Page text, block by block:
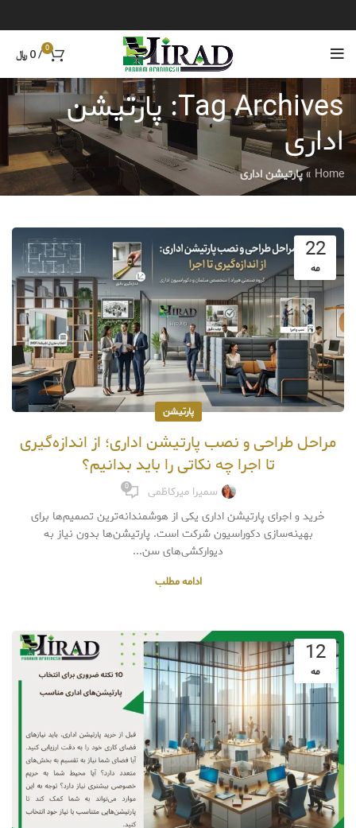
0
/
0 ﷼
Tag Archives: پارتیشن
اداری
Home
»پارتیشن اداری
22
مه
پارتیشن
مراحل طراحی و نصب پارتیشن اداری؛ از اندازه‌گیری
تا اجرا چه نکاتی را باید بدانیم؟
سمیرا میرکاظمی 0
خرید و اجرای پارتیشن اداری یکی از هوشمندانه‌ترین تصمیم‌ها برای
بهینه‌سازی دکوراسیون شرکت است. پارتیشن‌ها بدون نیاز به
دیوارکشی‌های سن...
ادامه مطلب
12
مه